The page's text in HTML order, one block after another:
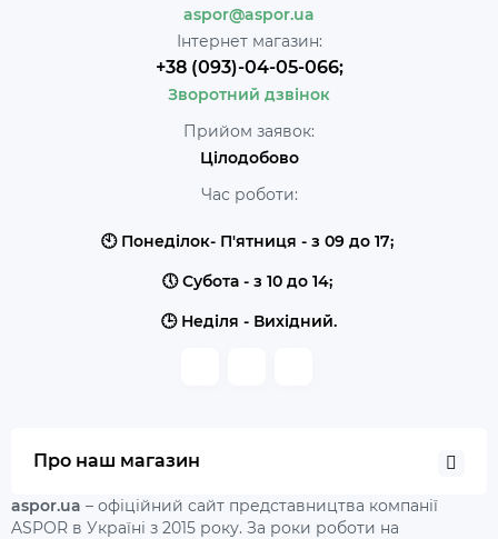
aspor@aspor.ua
Інтернет магазин:
+38 (093)-04-05-066;
Зворотний дзвінок
Прийом заявок:
Цілодобово
Час роботи:
🕙 Понеділок- П'ятниця - з 09 до 17;
🕔 Субота - з 10 до 14;
🕒 Неділя - Вихідний.
Про наш магазин
aspor.ua – офіційний сайт представництва компанії
ASPOR в Україні з 2015 року. За роки роботи на